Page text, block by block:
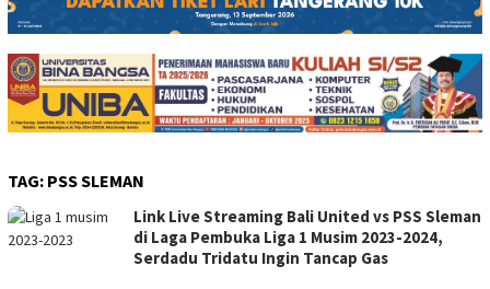
TAG: PSS SLEMAN
Link Live Streaming Bali United vs PSS Sleman
di Laga Pembuka Liga 1 Musim 2023-2024,
Serdadu Tridatu Ingin Tancap Gas